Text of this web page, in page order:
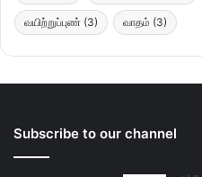
வயிற்றுப்புண் (3) வாதம் (3)
Subscribe to our channel